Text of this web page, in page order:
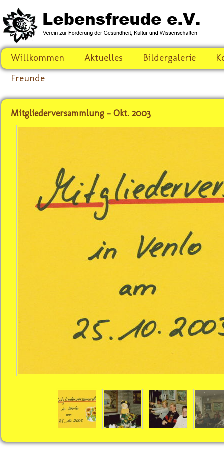
Willkommen Aktuelles Bildergalerie
Freunde
Mitgliederversammlung - Okt. 2003